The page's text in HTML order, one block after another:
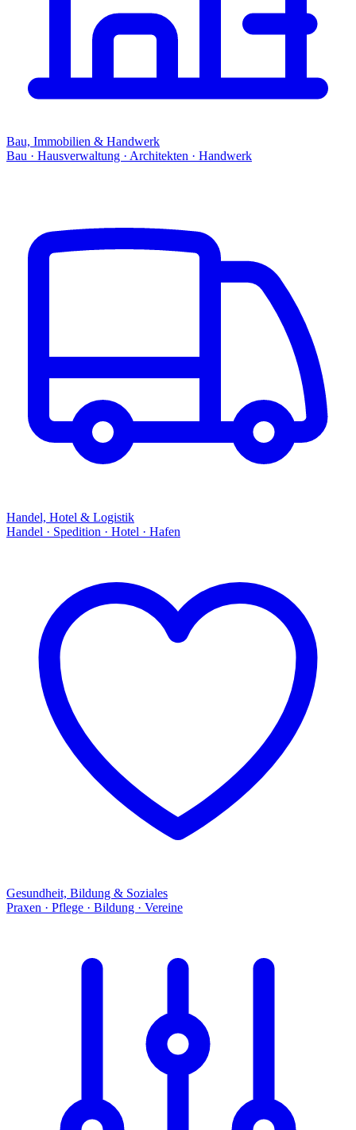
Bau, Immobilien & Handwerk
Bau · Hausverwaltung · Architekten · Handwerk
Handel, Hotel & Logistik
Handel · Spedition · Hotel · Hafen
Gesundheit, Bildung & Soziales
Praxen · Pflege · Bildung · Vereine